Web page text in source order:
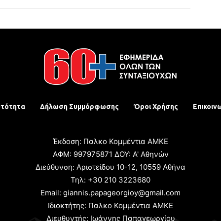
Δήλωση Συμμόρφωσης Όροι Χρήσης
Έκδοση: Παλκο Κομμέντια ΑΜΚΕ
ΑΦΜ: 997975871 ΔΟΥ: Α' Αθηνών
Διεύθυνση: Αριστείδου 10-12, 10559 Αθήνα
Τηλ: +30 210 3223680
Email: giannis.papageorgioy@gmail.com
Ιδιοκτήτης: Παλκο Κομμέντια ΑΜΚΕ
Διευθυντής: Ιωάννης Παπαγεωργίου